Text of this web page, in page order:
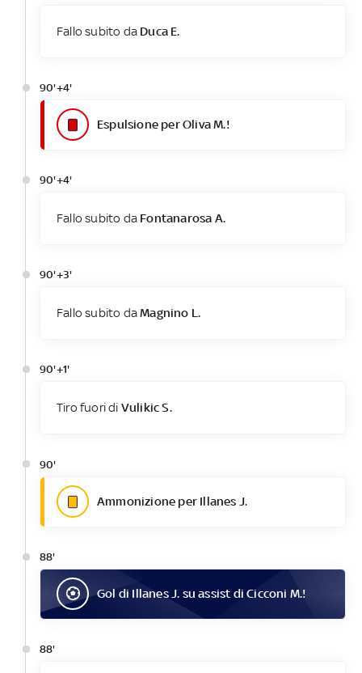
Fallo subito da Duca E.
90'+4'
Espulsione per Oliva M.!
90'+4'
Fallo subito da Fontanarosa A.
90'+3'
Fallo subito daMagnino L.
90'+1'
Tiro fuori di Vulikic S.
90'
Ammonizione per Illanes J.
88'
Gol di Illanes J. su assist diCicconi M.!
88'